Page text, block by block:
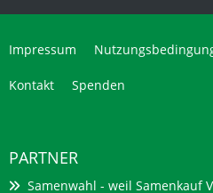
Impressum
Kontakt Spenden
PARTNER
Samenwahl - weil Samenkauf